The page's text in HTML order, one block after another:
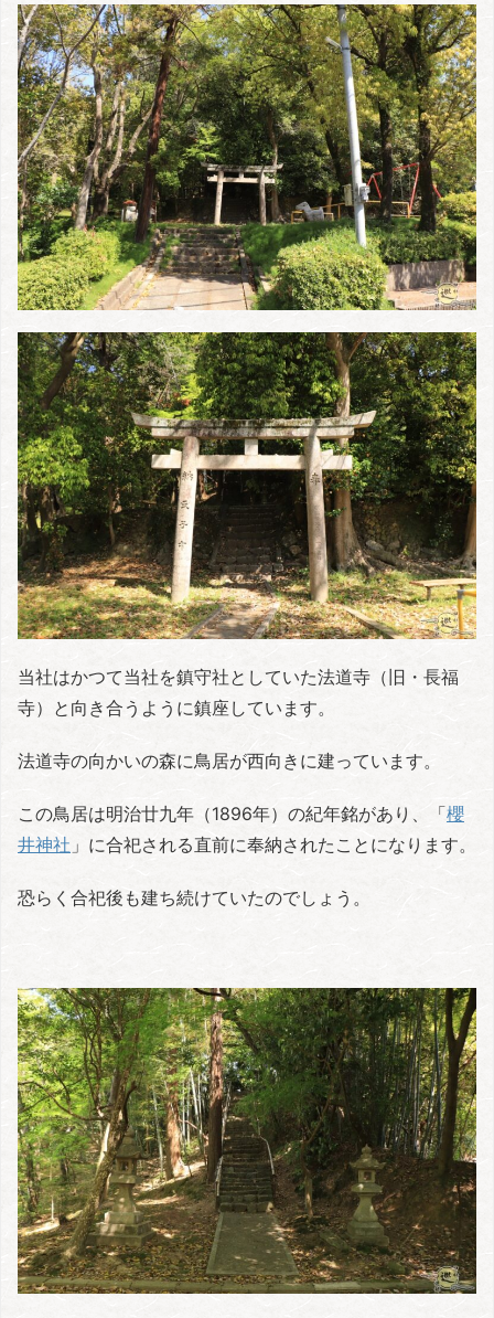
当社はかつて当社を鎮守社としていた法道寺（旧・長福
寺）と向き合うように鎮座しています。
法道寺の向かいの森に鳥居が西向きに建っています。
この鳥居は明治廿九年（1896年）の紀年銘があり、「櫻
井神社 」に合祀される直前に奉納されたことになります。
恐らく合祀後も建ち続けていたのでしょう。